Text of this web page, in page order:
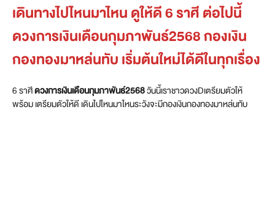
เดินทางไปไหนมาไหน ดูให้ดี 6 ราศี ต่อไปนี้
ดวงการเงินเดือนกุมภาพันธ์2568 กองเงิน
กองทองมาหล่นทับ เริ่มต้นใหม่ได้ดีในทุกเรื่อง
6 ราศีดวงการเงินเดือนกุมภาพันธ์2568วันนี้เราชาวดวงDเตรียมตัวให้
พร้อม เตรียมตัวให้ดี เดินไปไหนมาไหนระวังจะมีกองเงินกองทองมาหล่นทับ